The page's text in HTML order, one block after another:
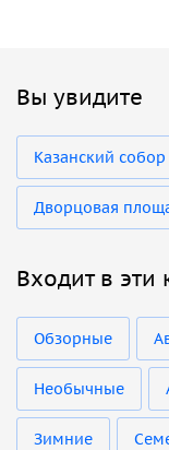
Вы увидите
Казанский собор
Дворцовая
Входит в эти
Обзорные
Необычные
Зимние